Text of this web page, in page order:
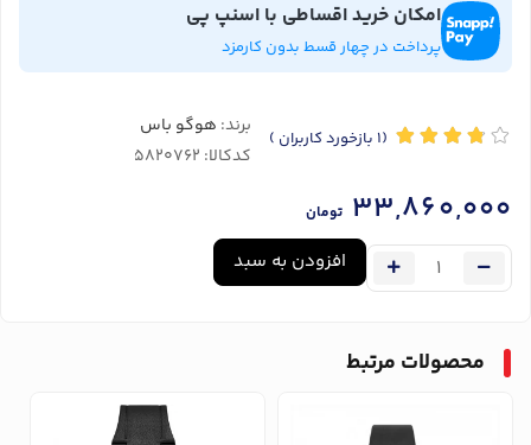
امکان خرید اقساطی با اسنپ پی
پرداخت در چهار قسط بدون کارمزد
(1 بازخورد کاربران ) برند: هوگو باس
کدکالا:
33,860,000 تومان
افزودن به سبد
محصولات مرتبط